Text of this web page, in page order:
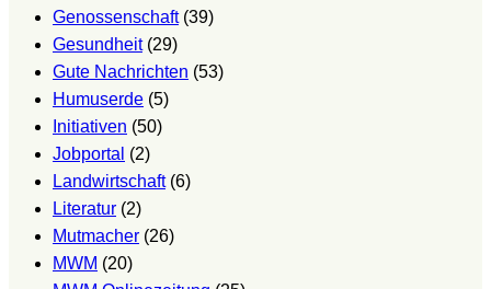
Genossenschaft(39)
Gesundheit(29)
Gute Nachrichten (53)
Humuserde (5)
Initiativen (50)
Jobportal (2)
Landwirtschaft(6)
Literatur (2)
Mutmacher (26)
MWM (20)